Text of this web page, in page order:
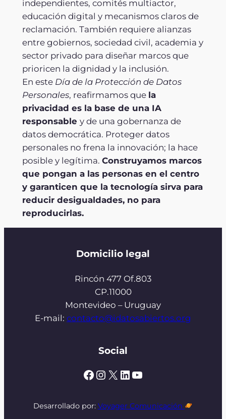
independientes, comités multiactor,
educación digital y mecanismos claros de
reclamación. También requiere alianzas
entre gobiernos, sociedad civil, academia y
sector privado para diseñar marcos que
prioricen la dignidad y la inclusión.
En este Día de la Protección de Datos
Personales, reafirmamos que la
privacidad es la base de una IA
responsable y de una gobernanza de
datos democrática. Proteger datos
personales no frena la innovación; la hace
posible y legítima. Construyamos marcos
que pongan a las personas en el centro
y garanticen que la tecnología sirva para
reducir desigualdades, no para
reproducirlas.
Domicilio legal
Rincón 477 Of.803
CP.11000
Montevideo – Uruguay
E-mail: contacto@idatosabiertos.org
Social
Facebook Instagram X LinkedIn YouTube
Desarrollado por: Voyager Comunicación